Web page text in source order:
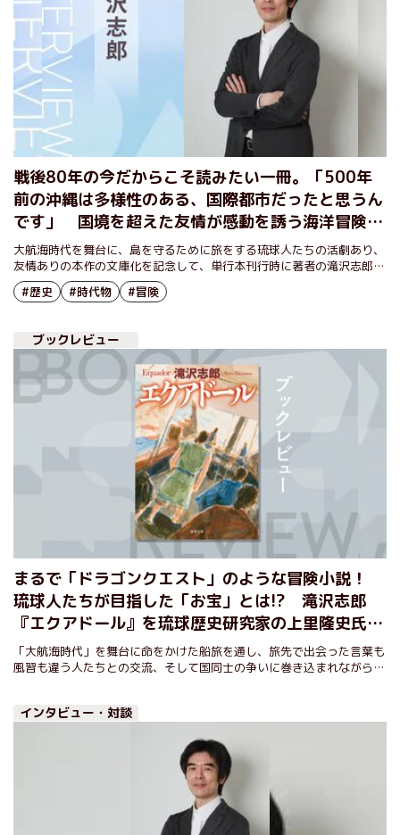
戦後80年の今だからこそ読みたい一冊。「500年
前の沖縄は多様性のある、国際都市だったと思うん
です」 国境を超えた友情が感動を誘う海洋冒険小
説『エクアドール』文庫化記念【滝沢志郎氏インタ
ビュー】（前編）
大航海時代を舞台に、島を守るために旅をする琉球人たちの活劇あり、
友情ありの本作の文庫化を記念して、単行本刊行時に著者の滝沢志郎氏
が寄せたメッセージを再掲載する。
#歴史 #時代物 #冒険
ブックレビュー
まるで「ドラゴンクエスト」のような冒険小説！
琉球人たちが目指した「お宝」とは!? 滝沢志郎
『エクアドール』を琉球歴史研究家の上里隆史氏が
解説
「大航海時代」を舞台に命をかけた船旅を通し、旅先で出会った言葉も
風習も違う人たちとの交流、そして国同士の争いに巻き込まれながら成
インタビュー・対談